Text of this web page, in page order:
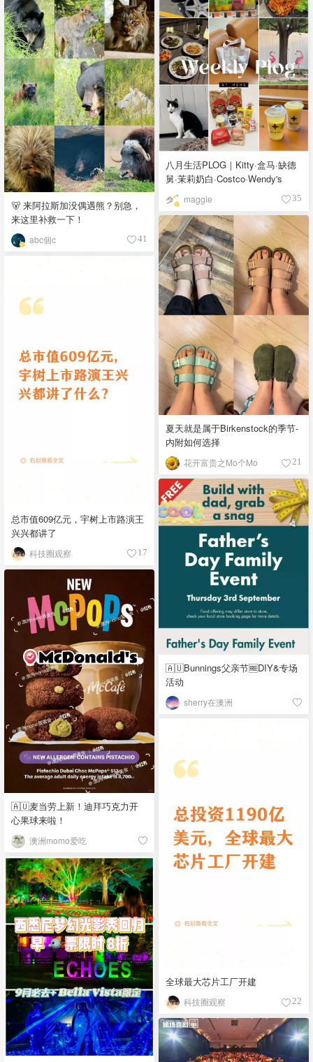
八月生活PLOG｜Kitty·盒马·缺德
舅·茉莉奶白·Costco·Wendy's
maggie 35
🐻 来阿拉斯加没偶遇熊？别急，
来这里补救一下！
abc個c 41
夏天就是属于Birkenstock的季节-
内附如何选择
花开富贵之Mo个Mo 21
总市值609亿元，宇树上市路演王
兴兴都讲了
科技圈观察 17
🇦🇺Bunnings父亲节🆓DIY&专场
活动
sherry在澳洲
🇦🇺麦当劳上新！迪拜巧克力开
心果球来啦！
澳洲momo爱吃
全球最大芯片工厂开建
科技圈观察 22